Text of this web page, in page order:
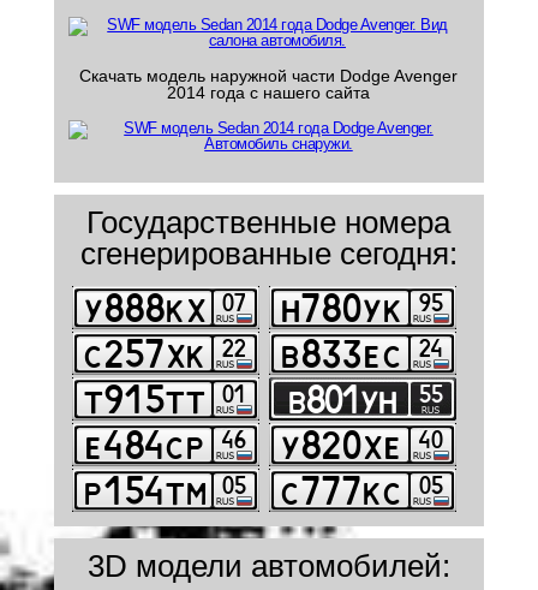
Скачать модель наружной части Dodge Avenger
2014 года с нашего сайта
Государственные номера
сгенерированные сегодня:
3D модели автомобилей: